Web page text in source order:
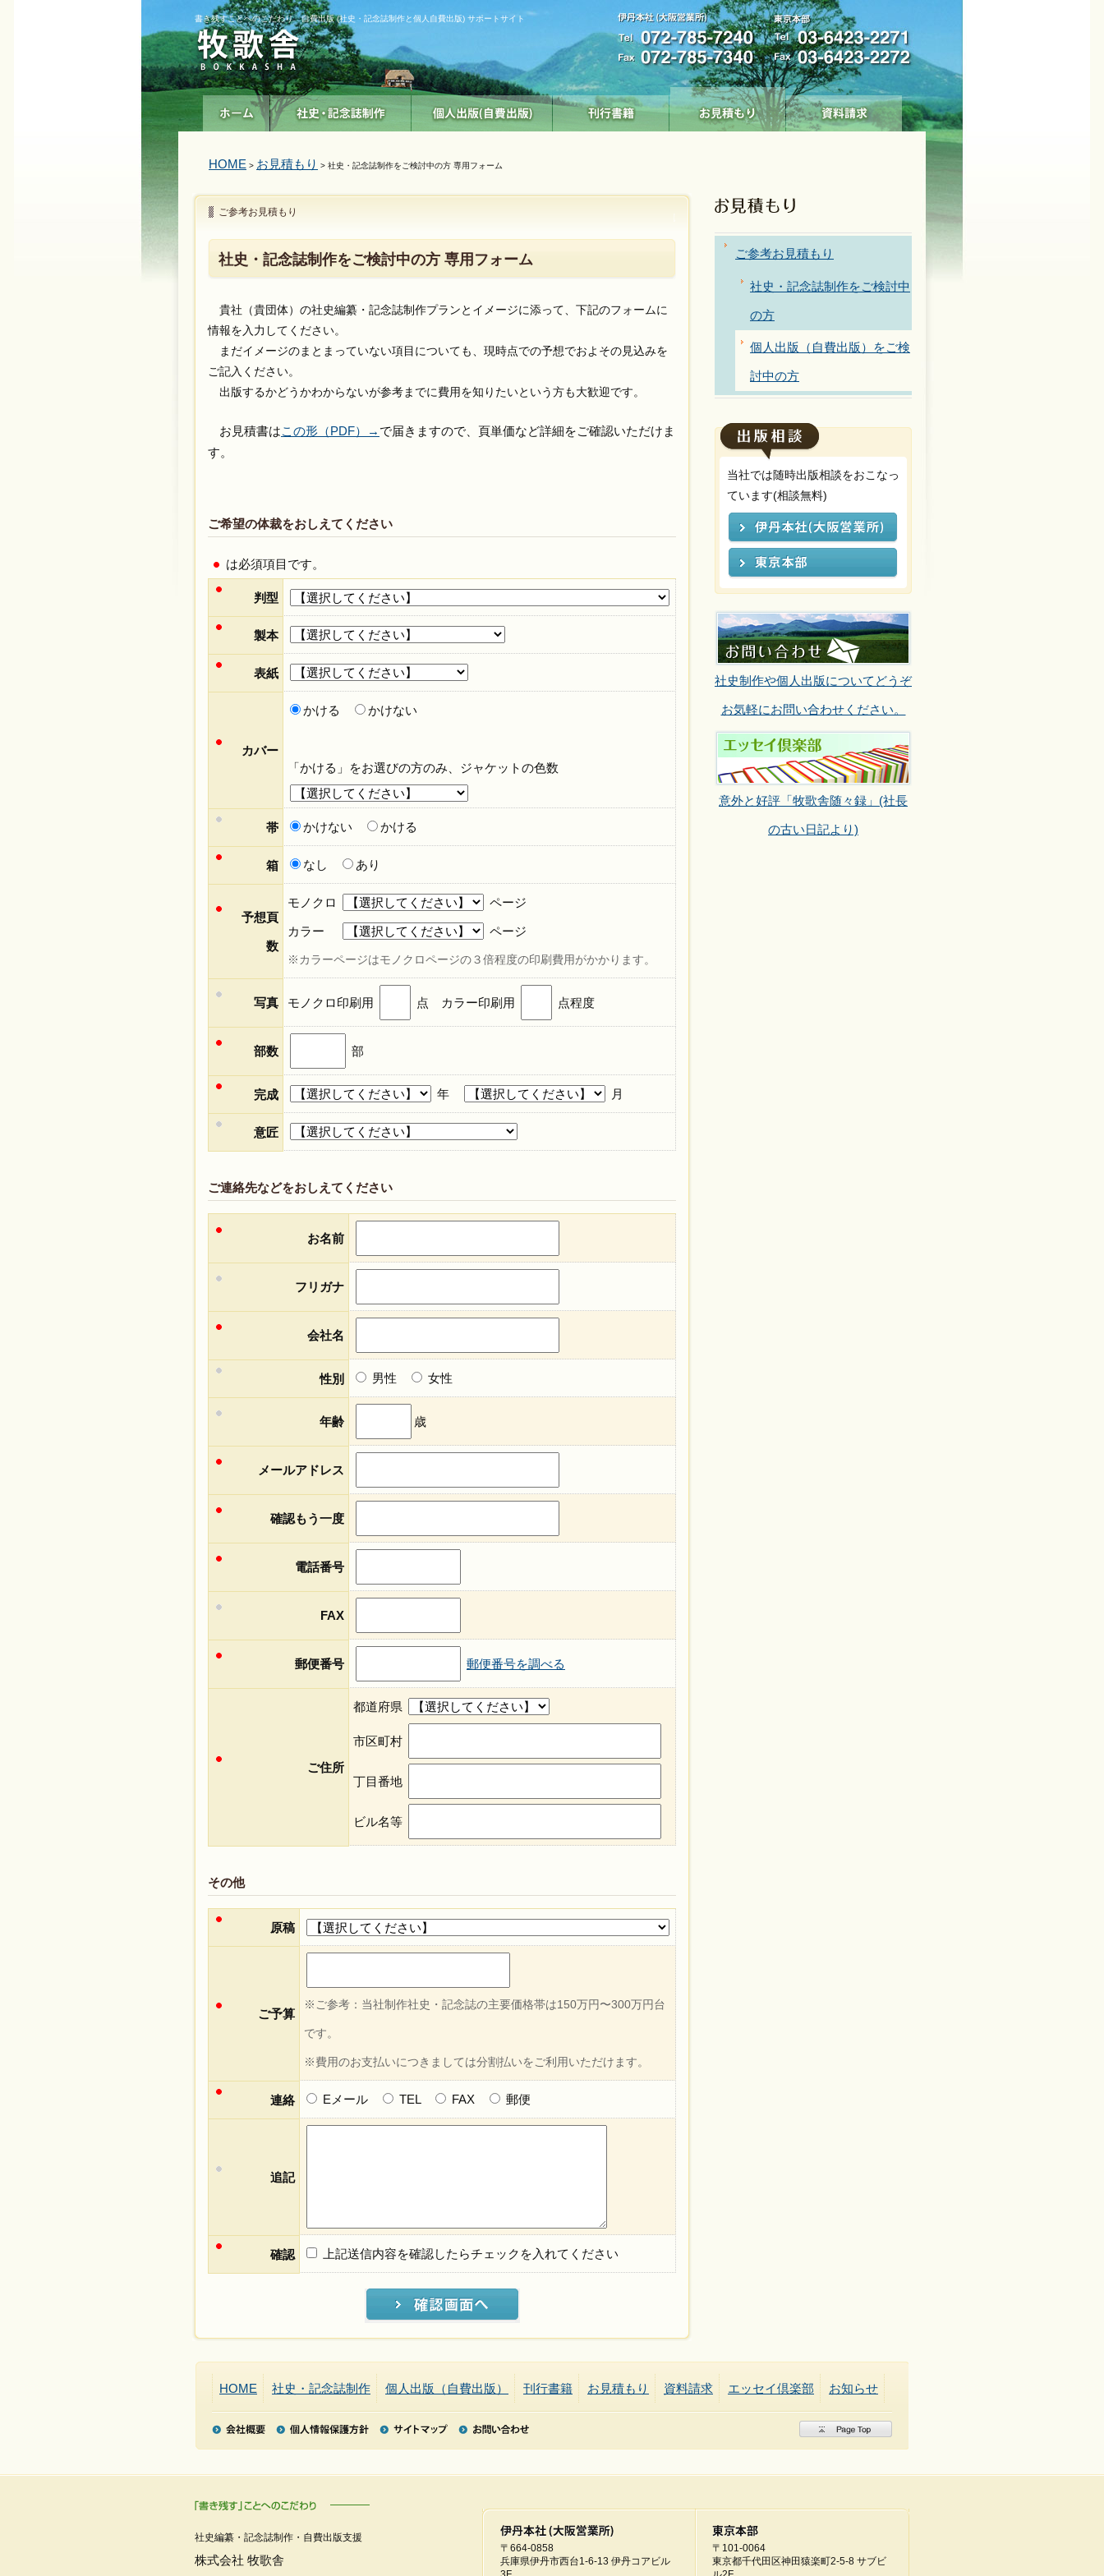
書き残すことへのこだわり 自費出版 (社史・記念誌制作と個人自費出版) サポートサイト
HOME > お見積もり > 社史・記念誌制作をご検討中の方 専用フォーム
ご参考お見積もり
社史・記念誌制作をご検討中の方 専用フォーム
貴社（貴団体）の社史編纂・記念誌制作プランとイメージに添って、下記のフォームに
情報を入力してください。
まだイメージのまとまっていない項目についても、現時点での予想でおよその見込みを
ご記入ください。
出版するかどうかわからないが参考までに費用を知りたいという方も大歓迎です。
お見積書はこの形（PDF）→ で届きますので、頁単価など詳細をご確認いただけま
す。
ご希望の体裁をおしえてください
は必須項目です。
判型
製本
表紙
カバー
かける かけない
「かける」をお選びの方のみ、ジャケットの色数
帯 かけない かける
箱 なし あり
予想頁
数
モノクロ ページ
カラー ページ
※カラーページはモノクロページの３倍程度の印刷費用がかかります。
写真 モノクロ印刷用 点 カラー印刷用 点程度
部数 部
完成 年 月
意匠
ご連絡先などをおしえてください
お名前
フリガナ
会社名
性別 男性 女性
年齢 歳
メールアドレス
確認もう一度
電話番号
FAX
郵便番号 郵便番号を調べる
ご住所
都道府県
市区町村
丁目番地
ビル名等
その他
原稿
ご予算
※ご参考：当社制作社史・記念誌の主要価格帯は150万円〜300万円台
です。
※費用のお支払いにつきましては分割払いをご利用いただけます。
連絡 Eメール TEL FAX 郵便
追記
確認 上記送信内容を確認したらチェックを入れてください
ご参考お見積もり
社史・記念誌制作をご検討中
の方
個人出版（自費出版）をご検
討中の方
当社では随時出版相談をおこなっ
ています(相談無料)
社史制作や個人出版についてどうぞ
お気軽にお問い合わせください。
意外と好評「牧歌舎随々録」(社長
の古い日記より)
HOME 社史・記念誌制作 個人出版（自費出版） 刊行書籍 お見積もり 資料請求 エッセイ倶楽部 お知らせ
社史編纂・記念誌制作・自費出版支援
株式会社 牧歌舎
〒664-0858
兵庫県伊丹市西台1-6-13 伊丹コアビル
〒101-0064
東京都千代田区神田猿楽町2-5-8 サブビ